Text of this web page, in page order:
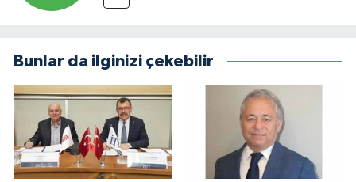
Bunlar da ilginizi çekebilir